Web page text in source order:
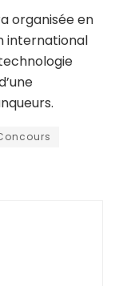
organisée en
international